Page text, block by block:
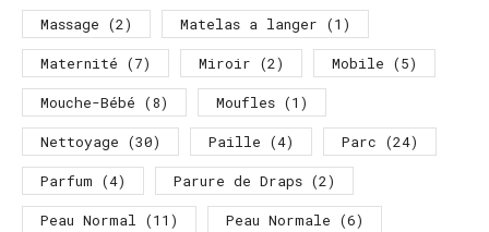
Massage (2) Matelas a langer (1)
Maternité (7) Miroir (2) Mobile (5)
Mouche-Bébé (8) Moufles (1)
Nettoyage (30) Paille (4) Parc (24)
Parfum (4) Parure de Draps (2)
Peau Normal (11) Peau Normale (6)